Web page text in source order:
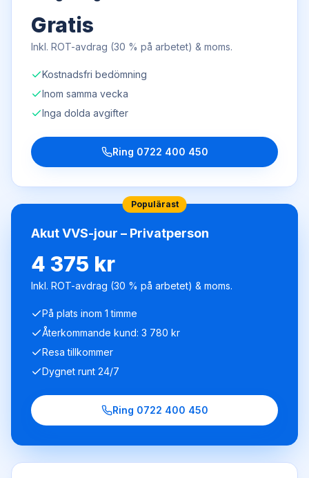
Gratis
Inkl. ROT-avdrag (30 % på arbetet) & moms.
Kostnadsfri bedömning
Inom samma vecka
Inga dolda avgifter
Ring 0722 400 450
Populärast
Akut VVS-jour – Privatperson
4 375 kr
Inkl. ROT-avdrag (30 % på arbetet) & moms.
På plats inom 1 timme
Återkommande kund: 3 780 kr
Resa tillkommer
Dygnet runt 24/7
Ring 0722 400 450